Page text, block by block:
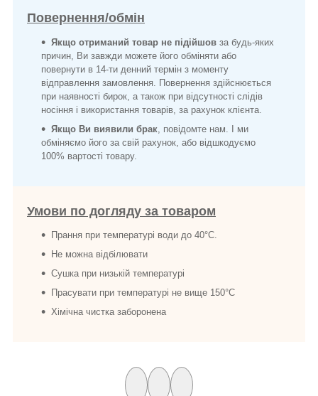
Повернення/обмін
Якщо отриманий товар не підійшов за будь-яких
причин, Ви завжди можете його обміняти або
повернути в 14-ти денний термін з моменту
відправлення замовлення. Повернення здійснюється
при наявності бирок, а також при відсутності слідів
носіння і використання товарів, за рахунок клієнта.
Якщо Ви виявили брак , повідомте нам. І ми
обміняємо його за свій рахунок, або відшкодуємо
100% вартості товару.
Умови по догляду за товаром
Прання при температурі води до 40°C.
Не можна відбілювати
Сушка при низькій температурі
Прасувати при температурі не вище 150°C
Хімічна чистка заборонена